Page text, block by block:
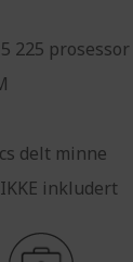
prosessor
delt minne
inkludert